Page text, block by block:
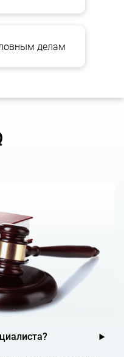
помочь недопустить
и/или таможенного
алгоритм действий для
ситуации.
С
законом
юридическая
своего даже в
с решением таможни?
выгоды от сделок;
таможенных
ответственности.
бизнеса, таможенный
делам